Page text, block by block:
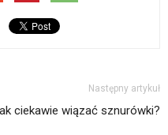
Następny artykuł
ciekawie wiązać sznurówki?